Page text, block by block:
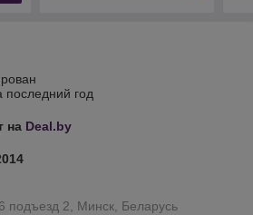
последний год
на Deal.by
подъезд 2, Минск, Беларусь